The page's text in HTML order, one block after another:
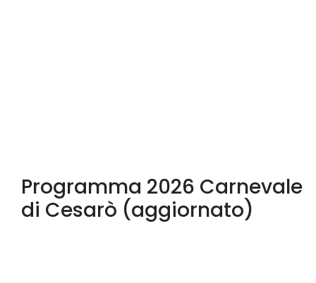
Programma 2026 Carnevale
di Cesarò (aggiornato)